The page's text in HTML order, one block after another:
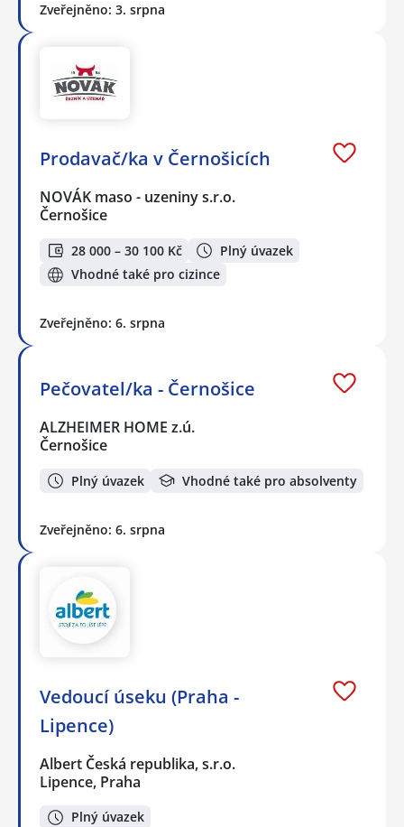
Zveřejněno: 3. srpna
Prodavač/ka v Černošicích
NOVÁK maso - uzeniny s.r.o.
Černošice
28 000 – 30 100 Kč
Plný úvazek
Vhodné také pro cizince
Zveřejněno: 6. srpna
Pečovatel/ka - Černošice
ALZHEIMER HOME z.ú.
Černošice
Plný úvazek Vhodné také pro absolventy
Zveřejněno: 6. srpna
Vedoucí úseku (Praha -
Lipence)
Albert Česká republika, s.r.o.
Lipence, Praha
Plný úvazek